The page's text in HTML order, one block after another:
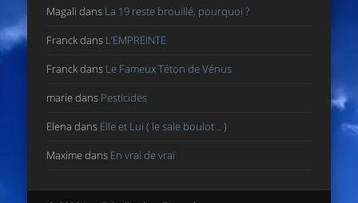
Magali dans La 19 reste brouillé, pourquoi ?
Franckdans L’EMPREINTE
Franckdans Le Fameux Téton de Vénus
mariedans Pesticides
Elena dans Elle et Lui ( le sale boulot .. )
Maximedans En vrai de vrai